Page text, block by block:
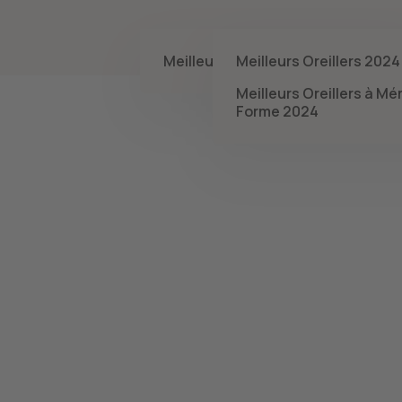
Meilleurs Matelas 2024
Meilleurs Oreillers 2024
Meilleurs Oreillers à
Forme 2024